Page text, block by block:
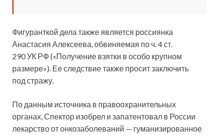
Фигуранткой дела также является россиянка
Анастасия Алексеева, обвиняемая по ч. 4 ст.
290 УК РФ («Получение взятки в особо крупном
размере»). Ее следствие также просит заключить
под стражу.
По данным источника в правоохранительных
органах, Спектор изобрел и запатентовал в России
лекарство от онкозаболеваний — гуманизированное